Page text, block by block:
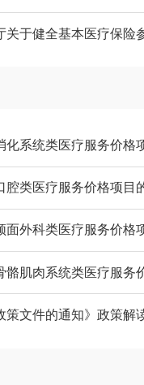
于健全基本医疗保险
化系统类医疗服务价格
腔类医疗服务价格项目
面外科类医疗服务价格
骼肌肉系统类医疗服
策文件的通知》政策解